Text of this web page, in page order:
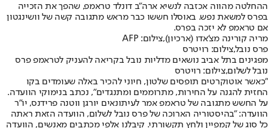
ההחלטה מהווה אכזבה לנשיא ארה״ב דונלד טראמפ, שהפך את הזכייה
בפרס למשאת נפש. באוסלו חששו כבר מראש מתגובה קשה של וושינגטון
אם טראמפ לא יזכה בפרס.
מריה קורינה מצ'אדו (ארכיון),צילום: AFP
פרס נובל,צילום: רויטרס
מפגינים בתל אביב נושאים מדליות נובל בקריאה להעניק לטראמפ פרס
נובל לשלום,צילום: רויטרס
״כאשר אוטוקרטים תופסים שלטון, חיוני להכיר באלה שעומדים בקו
החזית להגנה על החירות, מתרוממים ומתנגדים״, נכתב בנימוקי הוועדה.
על החשש מתגובה של טראמפ אמר לעיתונאים יורגן ווטנה פרידנס, יו״ר
הוועדה: ״בהיסטוריה הארוכה של פרס נובל לשלום, הוועדה הזאת ראתה
כל סוג של קמפיין ולחץ תקשורתי. קיבלנו אלפי מכתבים מאנשים, הוועדה